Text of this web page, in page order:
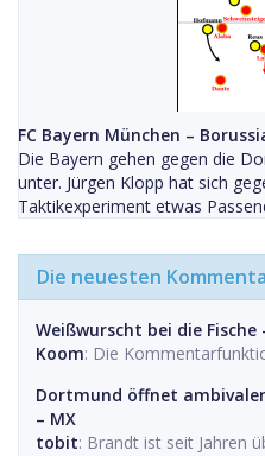
FC Bayern München –
Die Bayern gehen gegen die
unter. Jürgen Klopp hat sich
Taktikexperiment etwas
Die neuesten
Weißwurscht bei die Fische
Koom: Die
Dortmund öffnet
– MX
tobit: Brandt ist seit Jahren